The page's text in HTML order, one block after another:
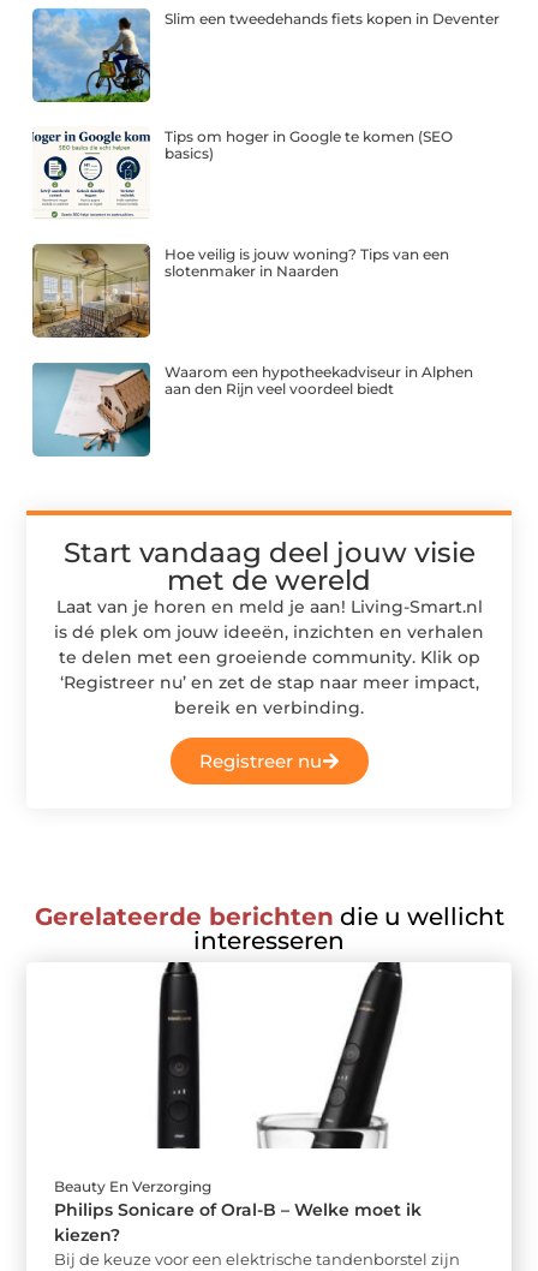
Slim een tweedehands fiets kopen in Deventer
Tips om hoger in Google te komen (SEO
basics)
Hoe veilig is jouw woning? Tips van een
slotenmaker in Naarden
Waarom een hypotheekadviseur in Alphen
aan den Rijn veel voordeel biedt
Start vandaag deel jouw visie
met de wereld
Laat van je horen en meld je aan! Living-Smart.nl
is dé plek om jouw ideeën, inzichten en verhalen
te delen met een groeiende community. Klik op
‘Registreer nu’ en zet de stap naar meer impact,
bereik en verbinding.
Registreer nu
Gerelateerde berichten die u wellicht
interesseren
Beauty En Verzorging
Philips Sonicare of Oral-B – Welke moet ik
kiezen?
Bij de keuze voor een elektrische tandenborstel zijn